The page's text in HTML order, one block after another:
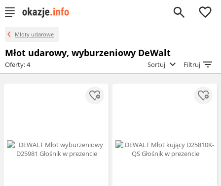
0
Młoty udarowe
Młot udarowy, wyburzeniowy DeWalt
Oferty: 4 Sortuj Filtruj